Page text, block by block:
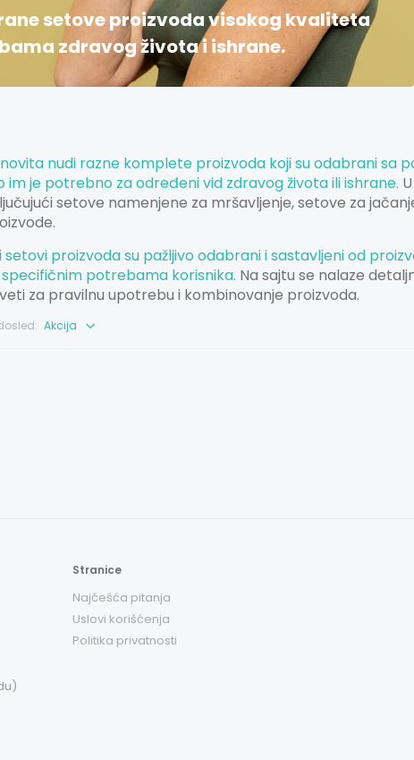
setove proizvoda visokog kvaliteta
zdravog života i ishrane.
nudi razne komplete proizvoda koji su odabrani sa
im je potrebno za određeni vid zdravog života ili ishrane.
setove namenjene za mršavljenje, setove za
setovi proizvoda su pažljivo odabrani i sastavljeni od
specifičnim potrebama korisnika. Na sajtu se nalaze
za pravilnu upotrebu i kombinovanje proizvoda.
Stranice
Najčešća pitanja
Uslovi korišćenja
Politika privatnosti